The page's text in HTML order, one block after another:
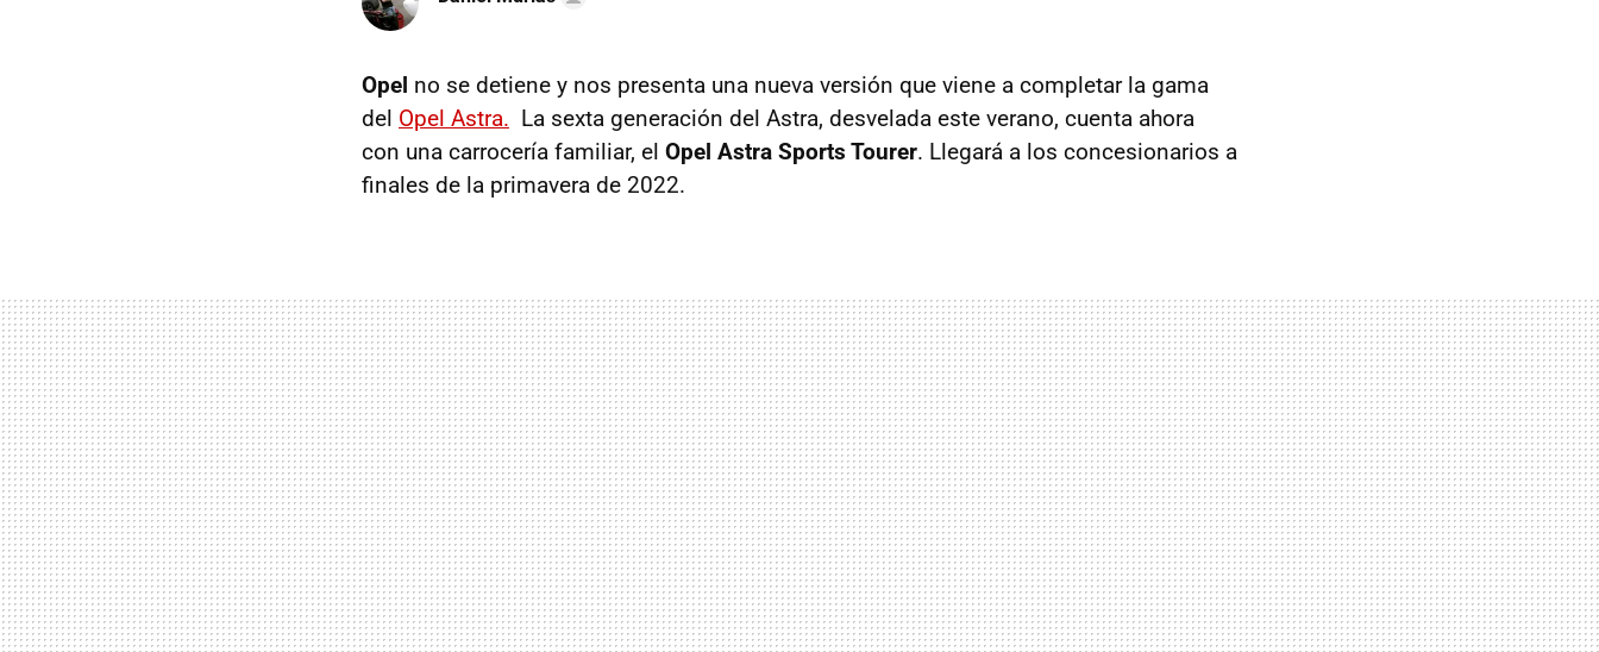
Opel no se detiene y nos presenta una nueva versión que viene a completar la gama
del Opel Astra. La sexta generación del Astra, desvelada este verano, cuenta ahora
con una carrocería familiar, el Opel Astra Sports Tourer. Llegará a los concesionarios a
finales de la primavera de 2022.